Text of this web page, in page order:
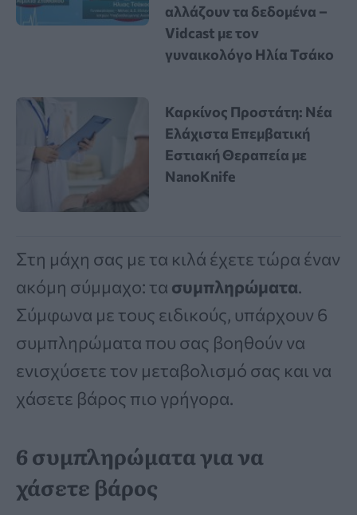
αλλάζουν τα δεδομένα –
Vidcast με τον
γυναικολόγο Ηλία Τσάκο
Καρκίνος Προστάτη: Νέα
Ελάχιστα Επεμβατική
Εστιακή Θεραπεία με
NanoKnife
Στη μάχη σας με τα κιλά έχετε τώρα έναν
ακόμη σύμμαχο: τα συμπληρώματα.
Σύμφωνα με τους ειδικούς, υπάρχουν 6
συμπληρώματα που σας βοηθούν να
ενισχύσετε τον μεταβολισμό σας και να
χάσετε βάρος πιο γρήγορα.
6 συμπληρώματα για να
χάσετε βάρος